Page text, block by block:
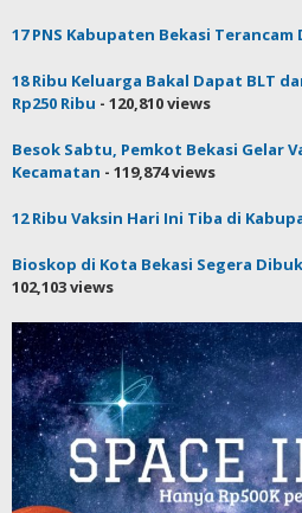
17 PNS Kabupaten Bekasi Terancam
18 Ribu Keluarga Bakal Dapat BLT
Rp250 Ribu - 120,810 views
Besok Sabtu, Pemkot Bekasi Gelar
Kecamatan - 119,874 views
12 Ribu Vaksin Hari Ini Tiba di
Bioskop di Kota Bekasi Segera
102,103 views